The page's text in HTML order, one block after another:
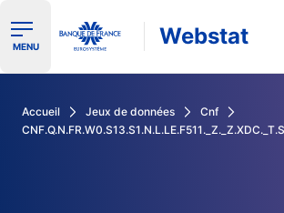
Ouvrir le menu de navigation
MENU Webstat
Accueil Jeux de données
Cnf